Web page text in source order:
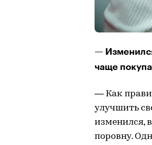
—
чаще
— Как
улучшить
изменился,
поровну.